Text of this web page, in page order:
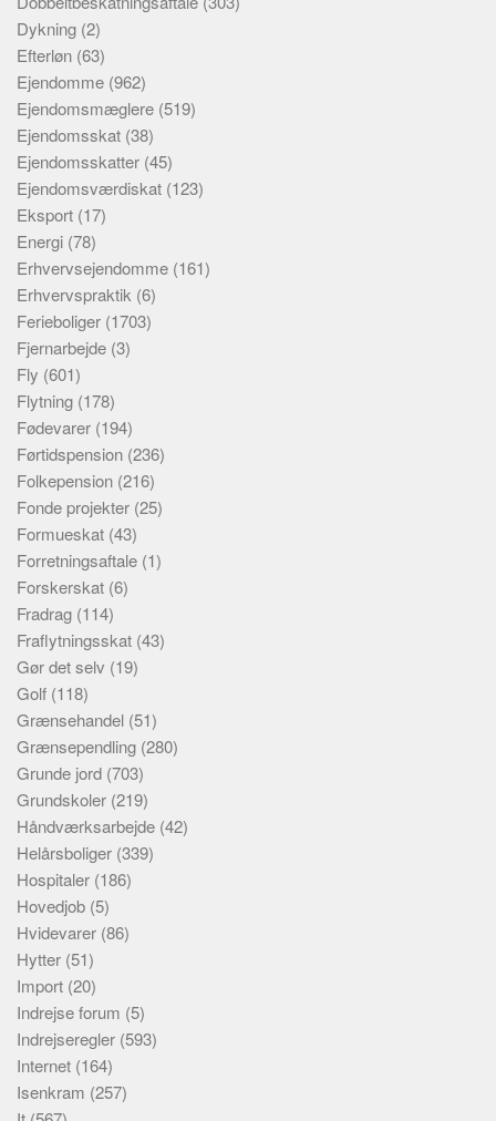
Dykning (2)
Efterløn (63)
Ejendomme (962)
Ejendomsmæglere (519)
Ejendomsskat (38)
Ejendomsskatter (45)
Ejendomsværdiskat (123)
Eksport (17)
Energi (78)
Erhvervsejendomme (161)
Erhvervspraktik (6)
Ferieboliger (1703)
Fjernarbejde (3)
Fly (601)
Flytning (178)
Fødevarer (194)
Førtidspension (236)
Folkepension (216)
Fonde projekter (25)
Formueskat (43)
Forretningsaftale (1)
Forskerskat (6)
Fradrag (114)
Fraflytningsskat (43)
Gør det selv (19)
Golf (118)
Grænsehandel (51)
Grænsependling (280)
Grunde jord (703)
Grundskoler (219)
Håndværksarbejde (42)
Helårsboliger (339)
Hospitaler (186)
Hovedjob (5)
Hvidevarer (86)
Hytter (51)
Import (20)
Indrejse forum (5)
Indrejseregler (593)
Internet (164)
Isenkram (257)